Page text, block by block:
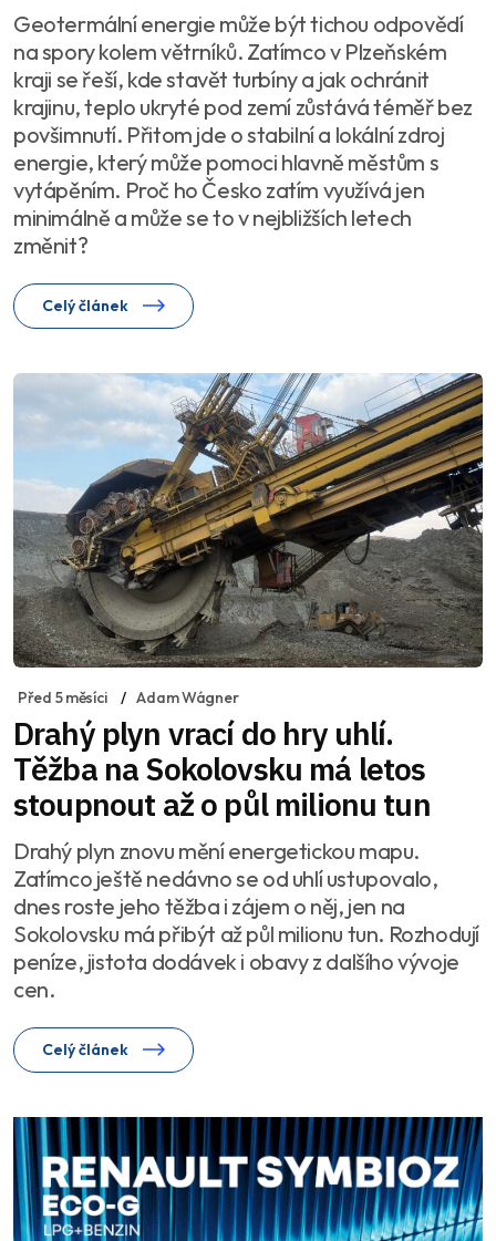
Geotermální energie může být tichou odpovědí
na spory kolem větrníků. Zatímco v Plzeňském
kraji se řeší, kde stavět turbíny a jak ochránit
krajinu, teplo ukryté pod zemí zůstává téměř bez
povšimnutí. Přitom jde o stabilní a lokální zdroj
energie, který může pomoci hlavně městům s
vytápěním. Proč ho Česko zatím využívá jen
minimálně a může se to v nejbližších letech
změnit?
Celý článek
Před 5 měsíci Adam Wágner
Drahý plyn vrací do hry uhlí.
Těžba na Sokolovsku má letos
stoupnout až o půl milionu tun
Drahý plyn znovu mění energetickou mapu.
Zatímco ještě nedávno se od uhlí ustupovalo,
dnes roste jeho těžba i zájem o něj, jen na
Sokolovsku má přibýt až půl milionu tun. Rozhodují
peníze, jistota dodávek i obavy z dalšího vývoje
cen.
Celý článek